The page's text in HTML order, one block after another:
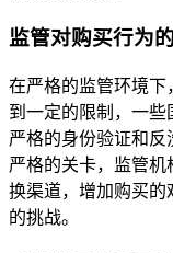
监管对购买行为
在严格的监管环境下
到一定的限制，一些
严格的身份验证和
严格的关卡，监管
换渠道，增加购买的
的挑战。